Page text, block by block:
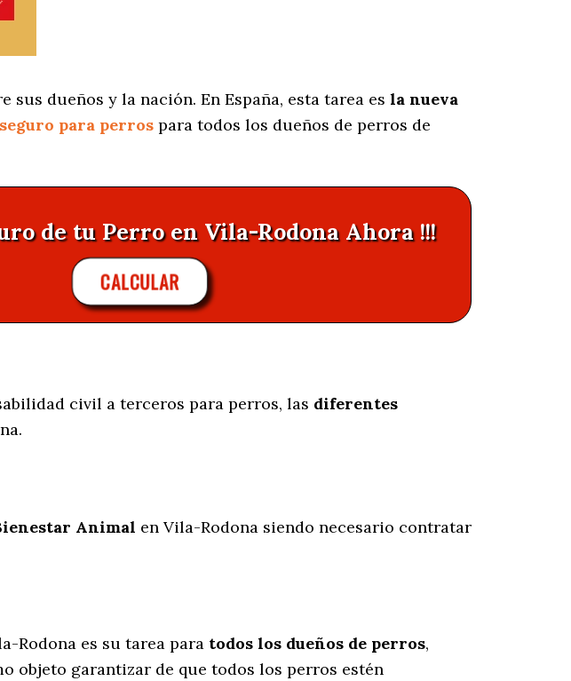
dueños y la nación. En España, esta tarea es la nueva
seguro para perros para todos los dueños de perros de
de tu Perro en Vila-Rodona Ahora !!!
CALCULAR
civil a terceros para perros, las diferentes
Animal en Vila-Rodona siendo necesario contratar
Rodona es su tarea para todos los dueños de perros,
objeto garantizar de que todos los perros estén